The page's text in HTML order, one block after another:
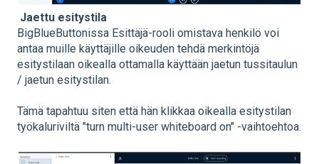
Jaettu esitystila
BigBlueButtonissa Esittäjä-rooli omistava henkilö voi
antaa muille käyttäjille oikeuden tehdä merkintöjä
esitystilaan oikealla ottamalla käyttään jaetun tussitaulun
/ jaetun esitystilan.
Tämä tapahtuu siten että hän klikkaa oikealla esitystilan
työkaluriviltä "turn multi-user whiteboard on" -vaihtoehtoa.